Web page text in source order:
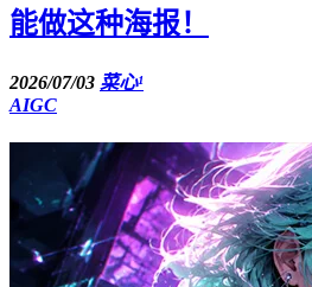
能做这种海报！
2026/07/03 菜心¹
AIGC